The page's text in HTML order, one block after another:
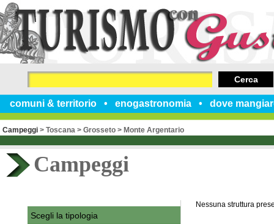
comuni & territorio enogastronomia dove
Cerca
Campeggi > Toscana > Grosseto > Monte Argentario
Campeggi
Nessuna struttura
Scegli la tipologia